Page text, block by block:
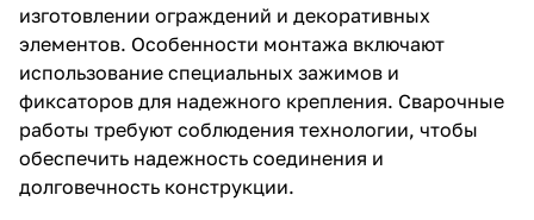
изготовлении ограждений и декоративных
элементов. Особенности монтажа включают
использование специальных зажимов и
фиксаторов для надежного крепления. Сварочные
работы требуют соблюдения технологии, чтобы
обеспечить надежность соединения и
долговечность конструкции.